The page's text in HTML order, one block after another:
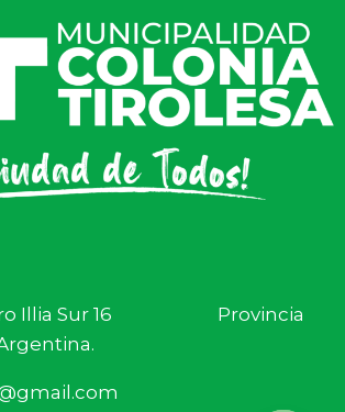
Illia Sur 16 Provincia